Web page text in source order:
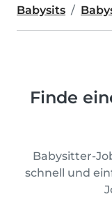
Babysits
Finde
Babysitter-
schnell und